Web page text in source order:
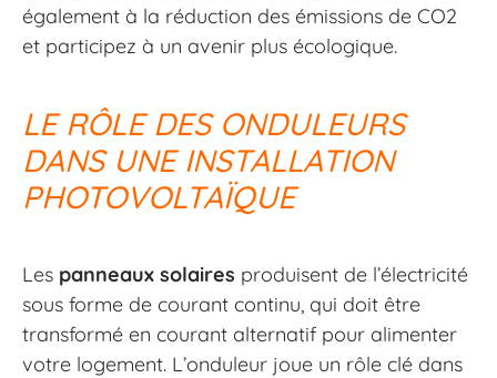
également à la réduction des émissions de CO2
et participez à un avenir plus écologique.
LE RÔLE DES ONDULEURS
DANS UNE INSTALLATION
PHOTOVOLTAÏQUE
Les panneaux solaires produisent de l’électricité
sous forme de courant continu, qui doit être
transformé en courant alternatif pour alimenter
votre logement. L’onduleur joue un rôle clé dans